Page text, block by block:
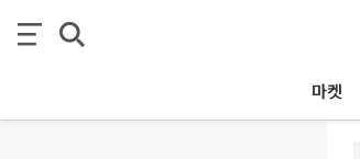
마켓